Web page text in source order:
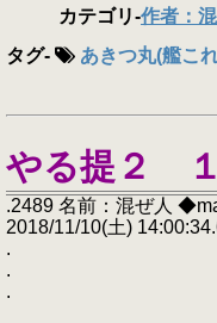
カテゴリ-作者：
タグ- あきつ丸(艦こ
やる提２
.2489 名前：混ぜ人
2018/11/10(土)
.
.